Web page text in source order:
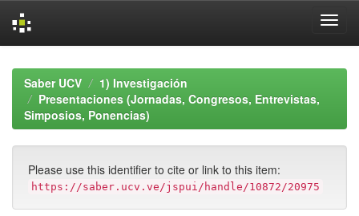
navigationSaber UCV
1) Investigación
Presentaciones (Jornadas, Congresos, Entrevistas,
Simposios, Ponencias)
Please use this identifier to cite or link to this item:
https://saber.ucv.ve/jspui/handle/10872/20975